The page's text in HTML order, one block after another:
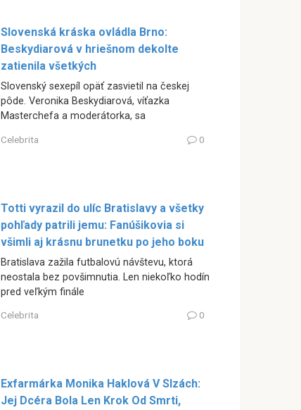
Slovenská kráska ovládla Brno:
Beskydiarová v hriešnom dekolte
zatienila všetkých
Slovenský sexepíl opäť zasvietil na českej
pôde. Veronika Beskydiarová, víťazka
Masterchefa a moderátorka, sa
Celebrita 0
Totti vyrazil do ulíc Bratislavy a všetky
pohľady patrili jemu: Fanúšikovia si
všimli aj krásnu brunetku po jeho boku
Bratislava zažila futbalovú návštevu, ktorá
neostala bez povšimnutia. Len niekoľko hodín
pred veľkým finále
Celebrita 0
Exfarmárka Monika Haklová V Slzách:
Jej Dcéra Bola Len Krok Od Smrti,